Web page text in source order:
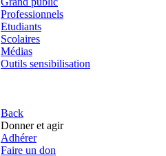
Professionnels
Etudiants
Scolaires
Médias
Outils sensibilisation
Back
Donner et agir
Adhérer
Faire un don